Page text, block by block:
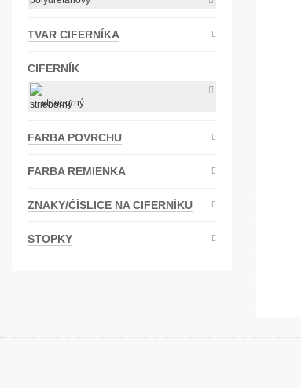
TVAR CIFERNÍKA
CIFERNÍK
strieborný
FARBA POVRCHU
FARBA REMIENKA
ZNAKY/ČÍSLICE NA CIFERNÍKU
STOPKY